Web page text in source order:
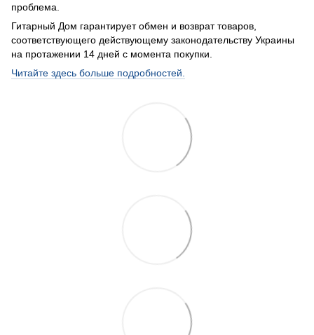
проблема.
Гитарный Дом гарантирует обмен и возврат товаров,
соответствующего действующему законодательству Украины
на протажении 14 дней с момента покупки.
Читайте здесь больше подробностей.